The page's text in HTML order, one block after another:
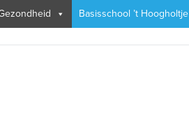
Basisschool ’t Hoogholtje